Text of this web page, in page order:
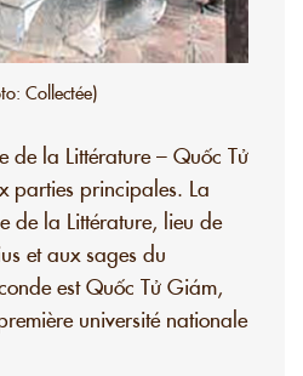
Collectée)
de la Littérature – Quốc Tử
parties principales. La
de la Littérature, lieu de
et aux sages du
est Quốc Tử Giám,
université nationale